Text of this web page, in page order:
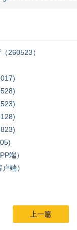
260523）
端）
端）
上一篇